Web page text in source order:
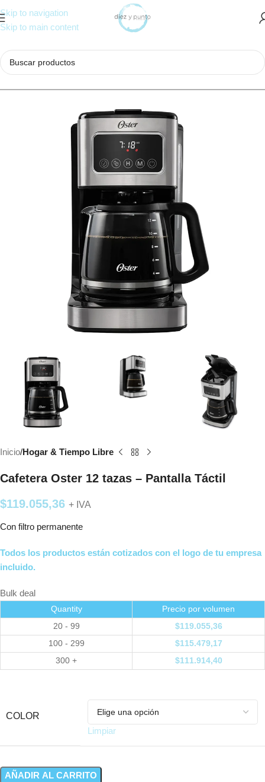
Skip to navigation
Skip to main content
Inicio Hogar & Tiempo Libre
Cafetera Oster 12 tazas – Pantalla Táctil
$119.055,36 + IVA
Con filtro permanente
Todos los productos están cotizados con el logo de tu empresa
incluido.
Bulk deal
Quantity
Precio por volumen
20 - 99
$119.055,36
100 - 299
$115.479,17
300 +
$111.914,40
COLOR
Limpiar
AÑADIR AL CARRITO